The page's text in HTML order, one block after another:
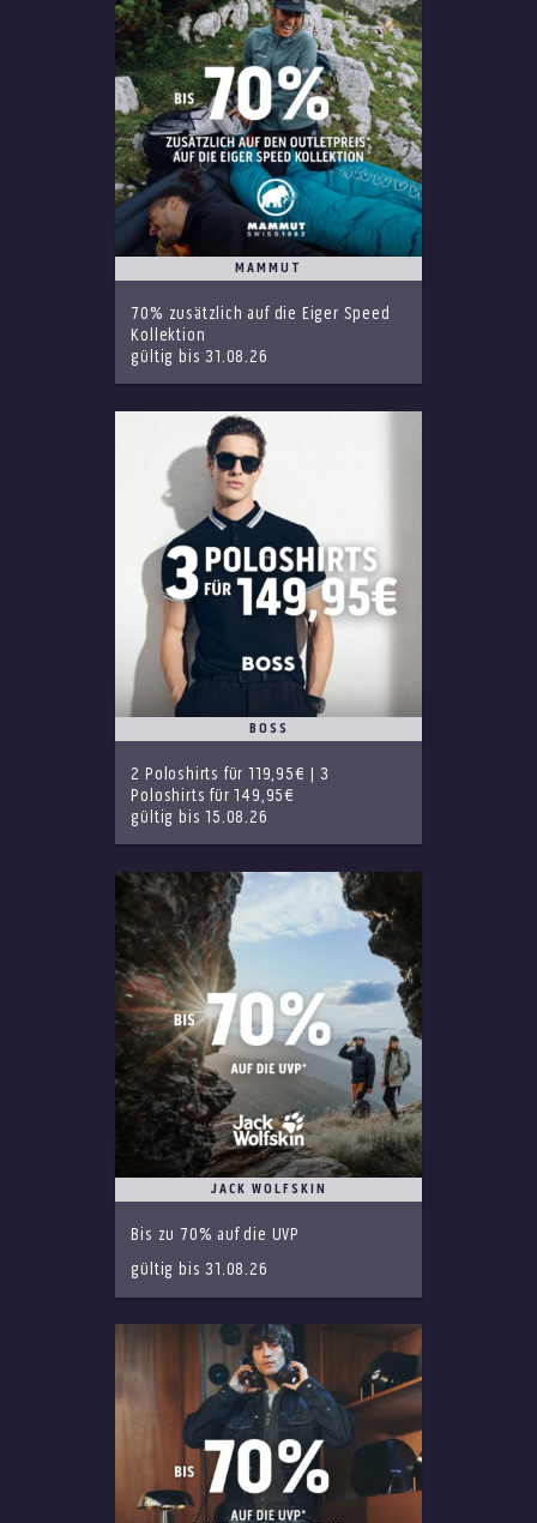
MAMMUT
70% zusätzlich auf die Eiger Speed
Kollektion
gültig bis 31.08.26
BOSS
2 Poloshirts für 119,95€ | 3
Poloshirts für 149,95€
gültig bis 15.08.26
JACK WOLFSKIN
Bis zu 70% auf die UVP
gültig bis 31.08.26